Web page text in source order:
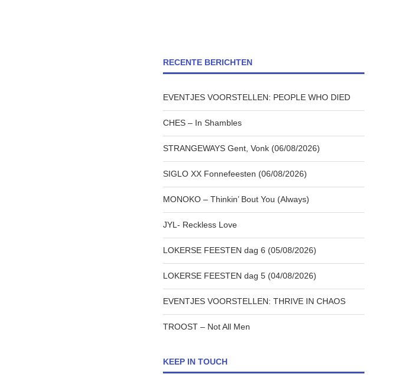
RECENTE BERICHTEN
EVENTJES VOORSTELLEN: PEOPLE WHO DIED
CHES – In Shambles
STRANGEWAYS Gent, Vonk (06/08/2026)
SIGLO XX Fonnefeesten (06/08/2026)
MONOKO – Thinkin’ Bout You (Always)
JYL- Reckless Love
LOKERSE FEESTEN dag 6 (05/08/2026)
LOKERSE FEESTEN dag 5 (04/08/2026)
EVENTJES VOORSTELLEN: THRIVE IN CHAOS
TROOST – Not All Men
KEEP IN TOUCH